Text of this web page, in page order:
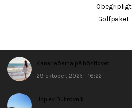
Obegripligt
Golfpaket
Kanarieöarna på höstlovet
29 oktober, 2025 - 16:22
Upplev Dubrovnik